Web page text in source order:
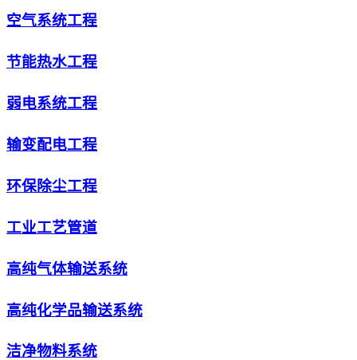
空气系统工程
节能热水工程
弱电系统工程
输变配电工程
环保除尘工程
工业工艺管道
高纯气体输送系统
高纯化学品输送系统
洁净物料系统